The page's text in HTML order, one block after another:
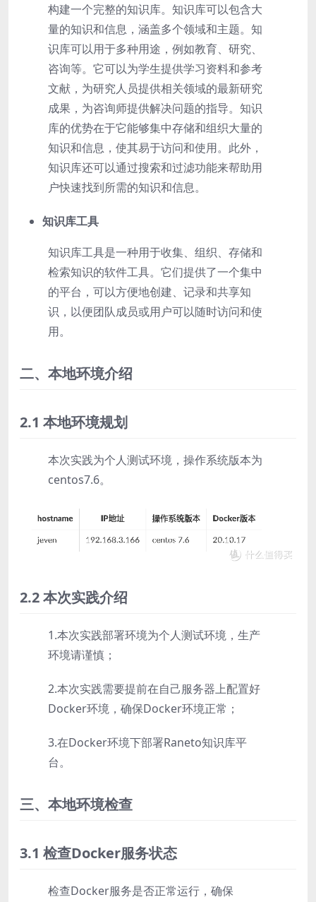
构建一个完整的知识库。知识库可以包含大
量的知识和信息，涵盖多个领域和主题。知
识库可以用于多种用途，例如教育、研究、
咨询等。它可以为学生提供学习资料和参考
文献，为研究人员提供相关领域的最新研究
成果，为咨询师提供解决问题的指导。知识
库的优势在于它能够集中存储和组织大量的
知识和信息，使其易于访问和使用。此外，
知识库还可以通过搜索和过滤功能来帮助用
户快速找到所需的知识和信息。
知识库工具
知识库工具是一种用于收集、组织、存储和
检索知识的软件工具。它们提供了一个集中
的平台，可以方便地创建、记录和共享知
识，以便团队成员或用户可以随时访问和使
用。
二、本地环境介绍
2.1 本地环境规划
本次实践为个人测试环境，操作系统版本为
centos7.6。
2.2 本次实践介绍
1.本次实践部署环境为个人测试环境，生产
环境请谨慎；
2.本次实践需要提前在自己服务器上配置好
Docker环境，确保Docker环境正常；
3.在Docker环境下部署Raneto知识库平
台。
三、本地环境检查
3.1 检查Docker服务状态
检查Docker服务是否正常运行，确保